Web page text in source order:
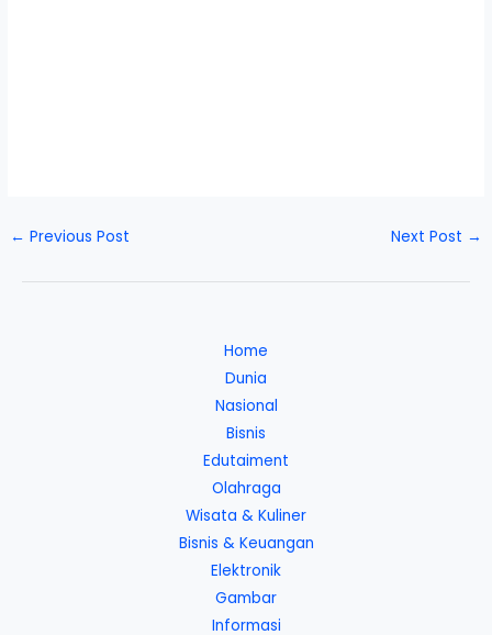
← Previous Post Next Post →
Home
Dunia
Nasional
Bisnis
Edutaiment
Olahraga
Wisata & Kuliner
Bisnis & Keuangan
Elektronik
Gambar
Informasi